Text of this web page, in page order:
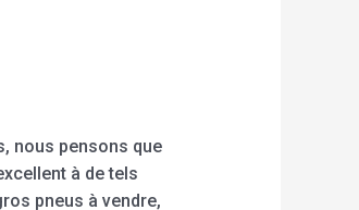
nous pensons que
à de tels
pneus à vendre,